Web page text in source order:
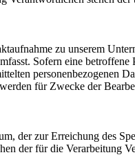
zu unserem
Sofern eine betroffene
personenbezogenen
für Zwecke der
der zur Erreichung des
der für die Verarbeitung